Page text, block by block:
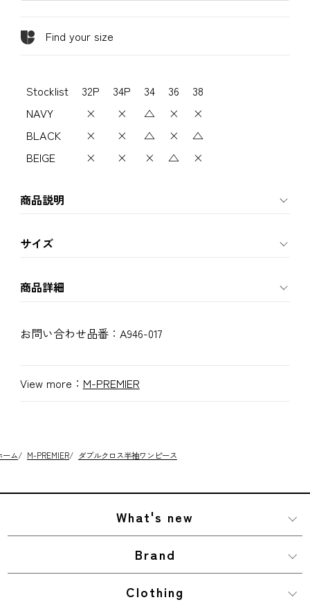
Find your size
Stocklist 32P 34P 34 36
38
NAVY
× × △ ×
×
BLACK
× × △ ×
△
BEIGE
× × × △ ×
商品説明
サイズ
商品詳細
お問い合わせ品番： A946-017
View more： M-PREMIER
ーム/ M-PREMIER/ ダブルクロス半袖ワンピース
What's new
Brand
Clothing